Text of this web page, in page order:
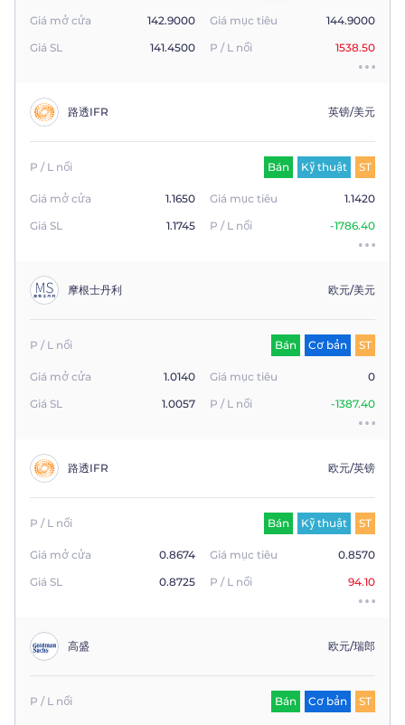
Giá mở cửa 142.9000 Giá mục tiêu
144.9000
Giá SL
141.4500 P / L nổi 1538.50
路透IFR 英镑/美元
P / L nổi Bán Kỹ thuật ST
Giá mở cửa 1.1650 Giá mục tiêu
1.1420
Giá SL
1.1745 P / L nổi -1786.40
摩根士丹利 欧元/美元
P / L nổi Bán Cơ bản ST
Giá mở cửa 1.0140 Giá mục tiêu
0
Giá SL
1.0057 P / L nổi -1387.40
路透IFR 欧元/英镑
P / L nổi Bán Kỹ thuật ST
Giá mở cửa 0.8674 Giá mục tiêu
0.8570
Giá SL
0.8725 P / L nổi 94.10
高盛 欧元/瑞郎
P / L nổi Bán Cơ bản ST